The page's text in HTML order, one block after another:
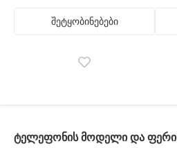
შეტყობინებები
ტელეფონის მოდელი და ფერი